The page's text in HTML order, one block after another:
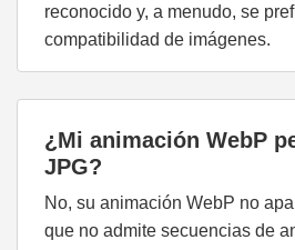
reconocido y, a menudo, se
compatibilidad de imágenes.
¿Mi animación WebP
JPG?
No, su animación WebP no
que no admite secuencias de